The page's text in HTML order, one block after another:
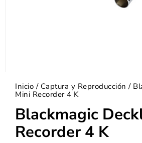
Inicio / Captura y Reproducción /
Mini Recorder 4 K
Blackmagic
Recorder 4 K